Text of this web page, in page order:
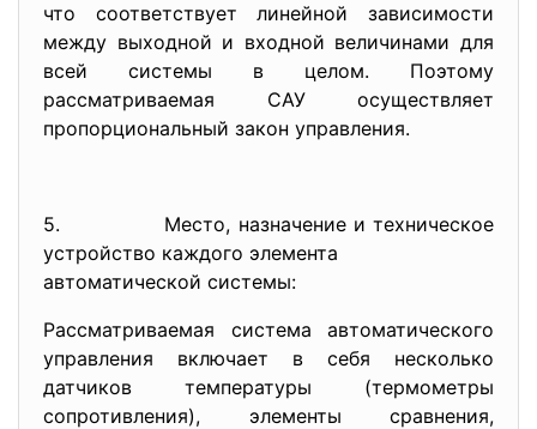
что соответствует линейной зависимости
между выходной и входной величинами для
всей системы в целом. Поэтому
рассматриваемая САУ осуществляет
пропорциональный закон управления.
5. Место, назначение и техническое
устройство каждого элемента
автоматической системы:
Рассматриваемая система автоматического
управления включает в себя несколько
датчиков температуры (термометры
сопротивления), элементы сравнения,